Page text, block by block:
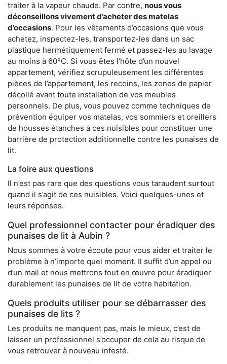
traiter à la vapeur chaude. Par contre, nous vous
déconseillons vivement d’acheter des matelas
d’occasions. Pour les vêtements d’occasions que vous
achetez, inspectez-les, transportez-les dans un sac
plastique hermétiquement fermé et passez-les au lavage
au moins à 60°C. Si vous êtes l’hôte d’un nouvel
appartement, vérifiez scrupuleusement les différentes
pièces de l’appartement, les recoins, les zones de papier
décollé avant toute installation de vos meubles
personnels. De plus, vous pouvez comme techniques de
prévention équiper vos matelas, vos sommiers et oreillers
de housses étanches à ces nuisibles pour constituer une
barrière de protection additionnelle contre les punaises de
lit.
La foire aux questions
Il n’est pas rare que des questions vous taraudent surtout
quand il s’agit de ces nuisibles. Voici quelques-unes et
leurs réponses.
Quel professionnel contacter pour éradiquer des
punaises de lit à Aubin ?
Nous sommes à votre écoute pour vous aider et traiter le
problème à n’importe quel moment. Il suffit d’un appel ou
d’un mail et nous mettrons tout en œuvre pour éradiquer
durablement les punaises de lit de votre habitation.
Quels produits utiliser pour se débarrasser des
punaises de lits ?
Les produits ne manquent pas, mais le mieux, c’est de
laisser un professionnel s’occuper de cela au risque de
vous retrouver à nouveau infesté.